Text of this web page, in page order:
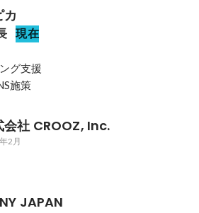
現在
グ支援
施策
会社 CROOZ, Inc.
2月
JAPAN